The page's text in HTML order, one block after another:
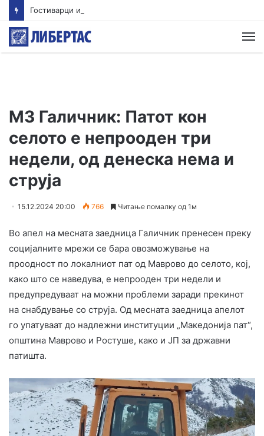
Гостиварци и натаму без пивка вода
МЗ Галичник: Патот кон
селото е непрооден три
недели, од денеска нема и
струја
15.12.2024 20:00 766 Читање помалку од 1м
Во апел на месната заедница Галичник пренесен преку
социјалните мрежи се бара овозможување на
проодност по локалниот пат од Маврово до селото, кој,
како што се наведува, е непрооден три недели и
предупредуваат на можни проблеми заради прекинот
на снабдување со струја. Од месната заедница апелот
го упатуваат до надлежни институции „Македонија пат“,
општина Маврово и Ростуше, како и ЈП за државни
патишта.